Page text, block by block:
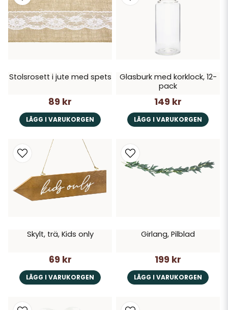
Stolsrosett i jute med spets
89 kr
LÄGG I VARUKORGEN
Glasburk med korklock, 12-
pack
149 kr
LÄGG I VARUKORGEN
Skylt, trä, Kids only
69 kr
LÄGG I VARUKORGEN
Girlang, Pilblad
199 kr
LÄGG I VARUKORGEN